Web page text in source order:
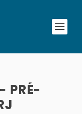
PRÉ-